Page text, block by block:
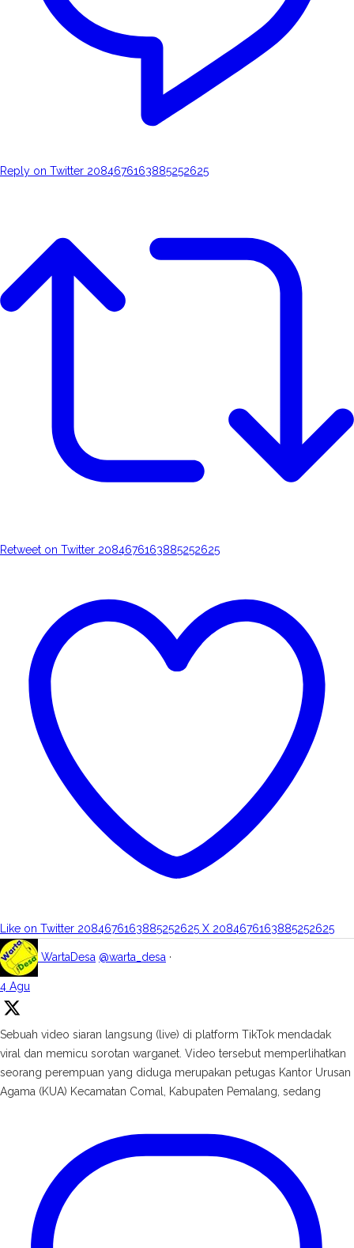
Reply on Twitter 2084676163885252625
Retweet on Twitter 2084676163885252625
Like on Twitter 2084676163885252625 X 2084676163885252625
WartaDesa @warta_desa ·
4 Agu
Sebuah video siaran langsung (live) di platform TikTok mendadak
viral dan memicu sorotan warganet. Video tersebut memperlihatkan
seorang perempuan yang diduga merupakan petugas Kantor Urusan
Agama (KUA) Kecamatan Comal, Kabupaten Pemalang, sedang